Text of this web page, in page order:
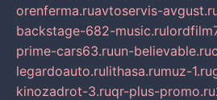
orenferma.ruavtoservis-
backstage-682-music.ru
prime-cars63.ruun-believable.ru
legardoauto.rulithasa.rumuz-1.ru
kinozadrot-3.ruqr-plus-promo.ru